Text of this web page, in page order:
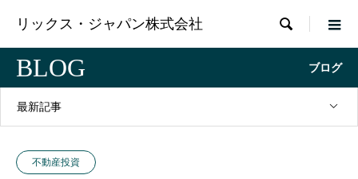
リックス・ジャパン株式会社 
BLOG ブログ
最新記事
不動産投資